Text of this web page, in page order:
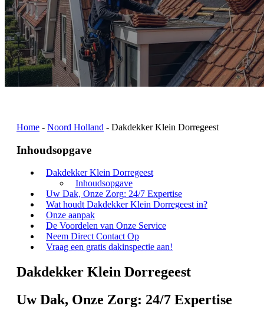
Home - Noord Holland - Dakdekker Klein Dorregeest
Inhoudsopgave
Dakdekker Klein Dorregeest
Inhoudsopgave
Uw Dak, Onze Zorg: 24/7 Expertise
Wat houdt Dakdekker Klein Dorregeest in?
Onze aanpak
De Voordelen van Onze Service
Neem Direct Contact Op
Vraag een gratis dakinspectie aan!
Dakdekker Klein Dorregeest
Uw Dak, Onze Zorg: 24/7 Expertise